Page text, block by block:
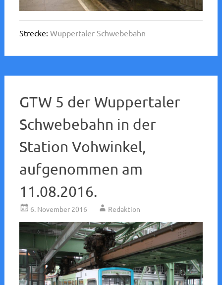
Strecke: Wuppertaler Schwebebahn
GTW 5 der Wuppertaler
Schwebebahn in der
Station Vohwinkel,
aufgenommen am
11.08.2016.
6. November 2016 Redaktion